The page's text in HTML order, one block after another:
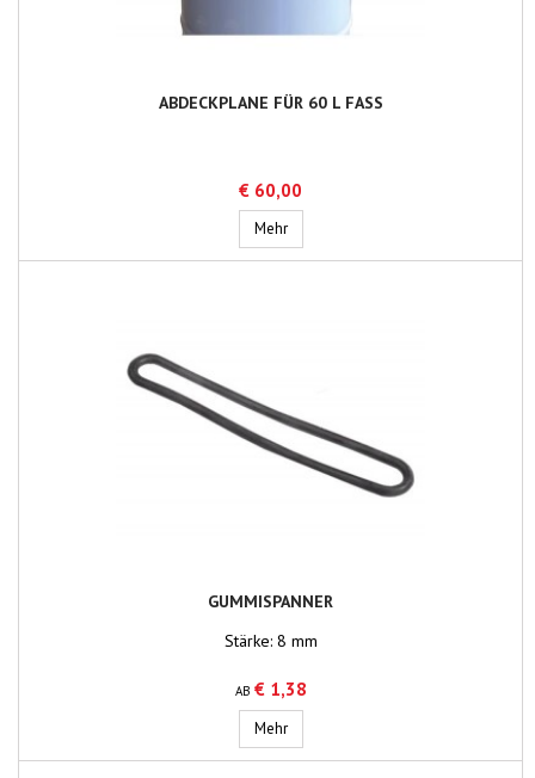
ABDECKPLANE FÜR 60 L FASS
€ 60,00
MehrAbdeckplane für 60 L Fass
GUMMISPANNER
Stärke: 8 mm
AB € 1,38
MehrGummispanner